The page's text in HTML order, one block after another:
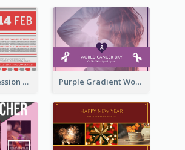
old Red Confession Gift Card Design Template Purple Gradient World Cancer Day Gift Card